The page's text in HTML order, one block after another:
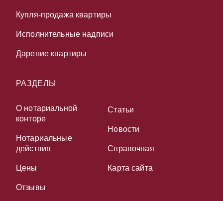
Купля-продажа квартиры
Исполнительные надписи
Дарение квартиры
РАЗДЕЛЫ
О нотариальной
конторе
Нотариальные
действия
Цены
Отзывы
Статьи
Новости
Справочная
Карта сайта